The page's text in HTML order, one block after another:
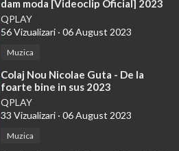
dam moda [Videoclip Oficial] 2023
QPLAY
56 Vizualizari · 06 August 2023
Muzica
⁣Colaj Nou Nicolae Guta - De la
foarte bine in sus 2023
QPLAY
33 Vizualizari · 06 August 2023
Muzica